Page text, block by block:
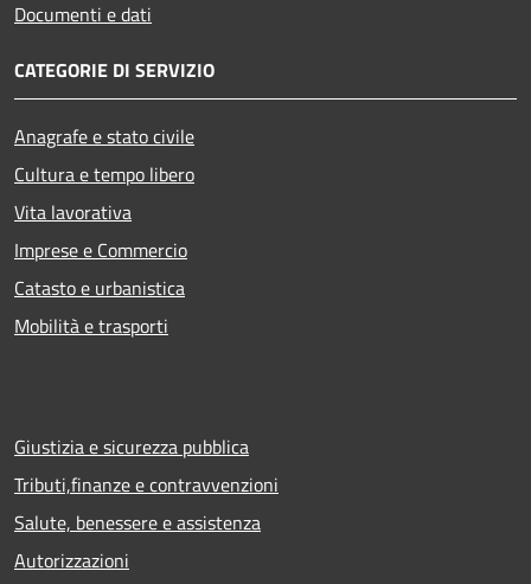
Documenti e dati
CATEGORIE DI SERVIZIO
Anagrafe e stato civile
Cultura e tempo libero
Vita lavorativa
Imprese e Commercio
Catasto e urbanistica
Mobilità e trasporti
Giustizia e sicurezza pubblica
Tributi,finanze e contravvenzioni
Salute, benessere e assistenza
Autorizzazioni